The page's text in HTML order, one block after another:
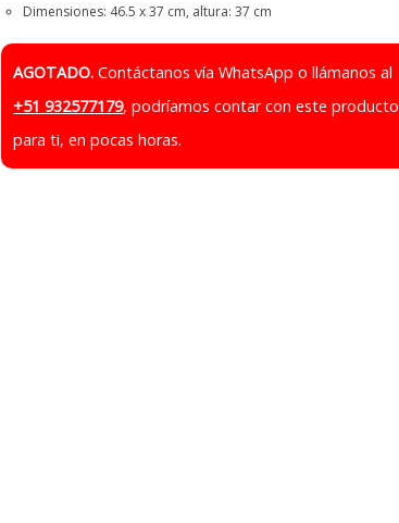
Dimensiones: 46.5 x 37 cm, altura: 37 cm
AGOTADO. Contáctanos vía WhatsApp o llámanos al
+51 932577179, podríamos contar con este producto
para ti, en pocas horas.